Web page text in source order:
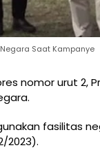
Saat Kampanye
nomor urut 2,
fasilitas
2023).